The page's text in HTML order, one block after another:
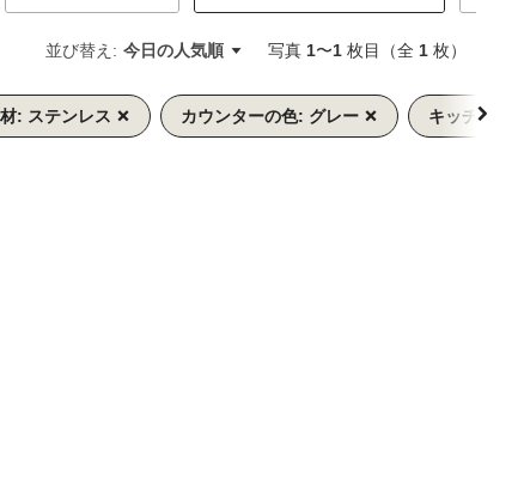
並び替え: 今日の人気順 写真 1〜1 枚目（全 1 枚）
: ステンレス カウンターの色: グレー
キッチンパ